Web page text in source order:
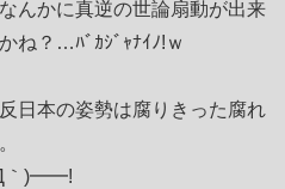
んかに真逆の世論扇動が出来
ね？…ﾊﾞｶｼﾞｬﾅｲﾉ!ｗ
日本の姿勢は腐りきった腐れ
｀)━━!